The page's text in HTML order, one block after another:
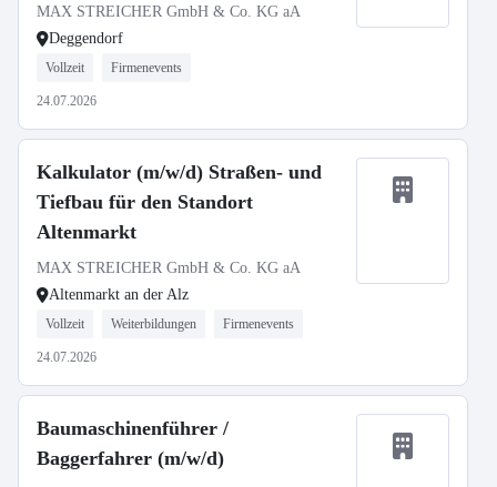
MAX STREICHER GmbH & Co. KG aA
Deggendorf
Vollzeit Firmenevents
24.07.2026
Kalkulator (m/w/d) Straßen- und
Tiefbau für den Standort
Altenmarkt
MAX STREICHER GmbH & Co. KG aA
Altenmarkt an der Alz
Vollzeit Weiterbildungen Firmenevents
24.07.2026
Baumaschinenführer /
Baggerfahrer (m/w/d)